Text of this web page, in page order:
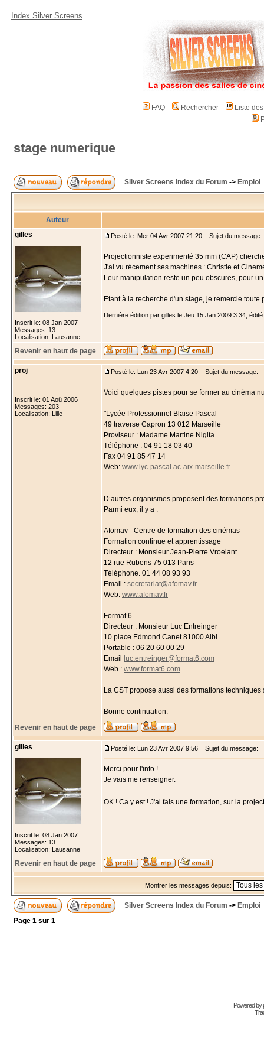
Index Silver Screens
FAQ Rechercher
Liste
stage numerique
Silver Screens Index du Forum -> Emploi
Auteur
gilles
Inscrit le: 08 Jan 2007
Messages: 13
Localisation: Lausanne
Posté le: Mer 04 Avr 2007 21:20 Sujet du message:
Projectionniste experimenté 35 mm (CAP)
J'ai vu récement ses machines : Christie et
Leur manipulation reste un peu obscures, pour
Etant à la recherche d'un stage, je remercie
Dernière édition par gilles le Jeu 15 Jan 2009 3:34;
Revenir en haut de page
proj
Inscrit le: 01 Aoû 2006
Messages: 203
Localisation: Lille
Posté le: Lun 23 Avr 2007 4:20 Sujet du message:
Voici quelques pistes pour se former au cinéma
"Lycée Professionnel Blaise Pascal
49 traverse Capron 13 012 Marseille
Proviseur : Madame Martine Nigita
Téléphone : 04 91 18 03 40
Fax 04 91 85 47 14
Web: www.lyc-pascal.ac-aix-marseille.fr
D’autres organismes proposent des formations
Parmi eux, il y a :
Afomav - Centre de formation des cinémas –
Formation continue et apprentissage
Directeur : Monsieur Jean-Pierre Vroelant
12 rue Rubens 75 013 Paris
Téléphone. 01 44 08 93 93
Email : secretariat@afomav.fr
Web: www.afomav.fr
Format 6
Directeur : Monsieur Luc Entreinger
10 place Edmond Canet 81000 Albi
Portable : 06 20 60 00 29
Email
luc.entreinger@format6.com
Web : www.format6.com
La CST propose aussi des formations
Bonne continuation.
Revenir en haut de page
gilles
Inscrit le: 08 Jan 2007
Messages: 13
Localisation: Lausanne
Posté le: Lun 23 Avr 2007 9:56 Sujet du message:
Merci pour l'info !
Je vais me renseigner.
OK ! Ca y est ! J'ai fais une formation, sur la
Revenir en haut de page
Montrer les messages depuis:
Silver Screens Index du Forum -> Emploi
Page 1 sur 1
Powered by